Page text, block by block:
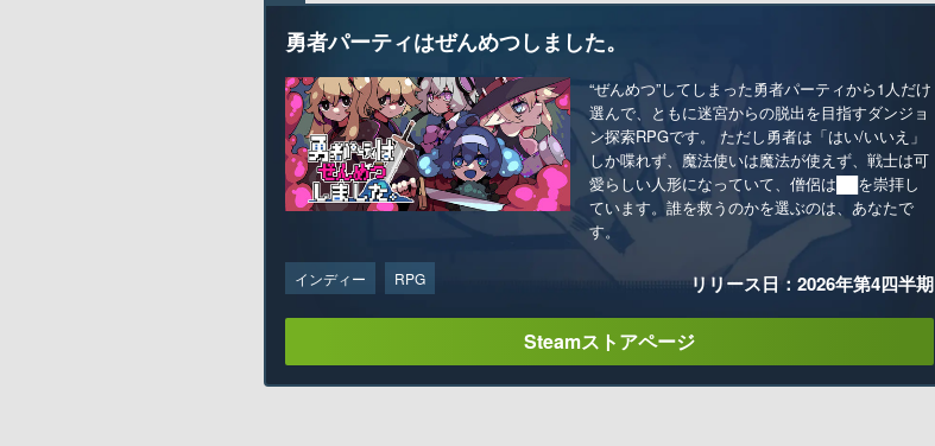
勇者パーティはぜんめつしました。
“ぜんめつ”してしまった勇者パーティから1人だけ
選んで、ともに迷宮からの脱出を目指すダンジョ
ン探索RPGです。 ただし勇者は「はい/いいえ」
しか喋れず、魔法使いは魔法が使えず、戦士は可
愛らしい人形になっていて、僧侶は██を崇拝し
ています。誰を救うのかを選ぶのは、あなたで
す。
インディー RPG リリース日：2026年第4四半期
Steamストアページ